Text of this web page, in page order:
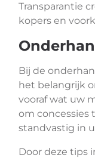
Transparantie
kopers en
Bij de
het belangrijk
vooraf wat uw
om concessies
standvastig in
Door deze tips